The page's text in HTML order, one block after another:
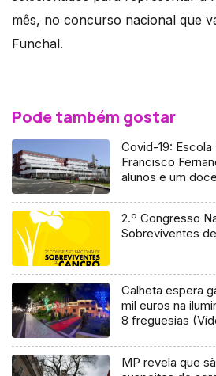
mês, no concurso nacional que
Funchal.
Pode também gostar
Covid-19: Escola
Francisco
alunos e um
2.º Congresso
Sobreviventes
Calheta espera
mil euros na
8 freguesias
MP revela que